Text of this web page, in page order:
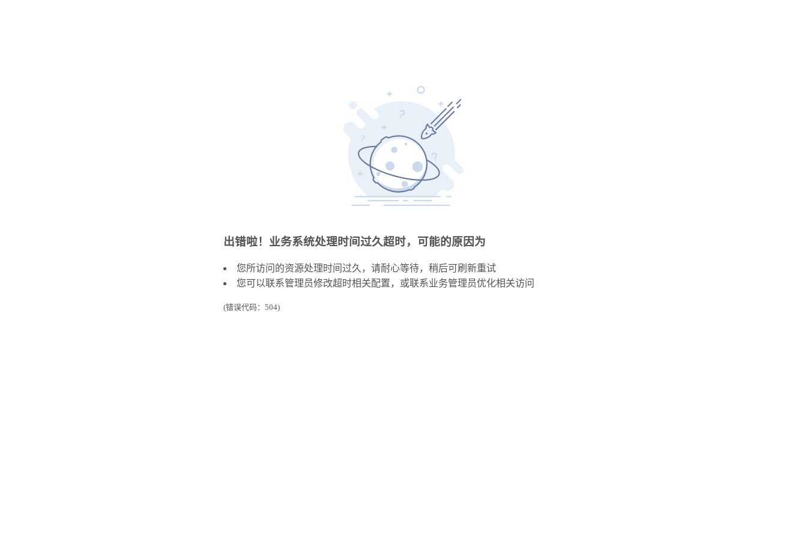
出错啦！业务系统处理时间过久超时，可能的原因为
您所访问的资源处理时间过久，请耐心等待，稍后可刷新重试
您可以联系管理员修改超时相关配置，或联系业务管理员优化相关访问
(错误代码：504)